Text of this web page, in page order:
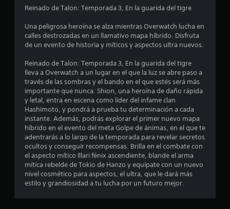
s
d
e
c
i
n
c
o
e
s
t
Reinado de Talon: Temporada 3, En la guarida del tigre
Una peligrosa heroína se alza mientras Overwatch lucha en
calles destrozadas en un llamativo mapa híbrido. Disfruta
de un evento de historia y míticos y aspectos ultra nuevos.
Reinado de Talon: Temporada 3, En la guarida del tigre
lleva a Overwatch a un lugar en el que la luz se abre paso a
través de las sombras y el bando en el que estés será más
importante que nunca. Shion, una heroína de daño rápida
y letal, entra en escena como líder del infame clan
Hashimoto, y pondrá a prueba tu determinación a cada
instante. Además, podrás explorar el primer nuevo mapa
híbrido en el evento del meta Golpe de ánimas, en el que te
adentrarás a lo largo de la temporada para revelar secretos
ocultos y conseguir recompensas. Brilla en el combate con
el aspecto mítico Illari fénix ascendiente, blande el arma
mítica rebelde de Tokio de Hanzo y equípate con un nuevo
nivel cosmético para aspectos, el ultra, que le dará más
estilo y grandiosidad a tu lucha por un futuro mejor.